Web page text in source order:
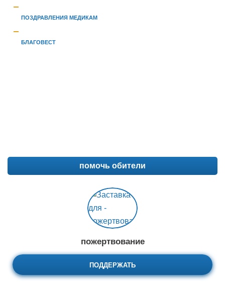
ПОЗДРАВЛЕНИЯ МЕДИКАМ
БЛАГОВЕСТ
помочь обители
пожертвование
ПОДДЕРЖАТЬ